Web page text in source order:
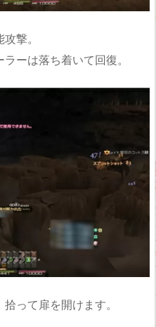
撃。
ーは落ち着いて回復。
って扉を開けます。